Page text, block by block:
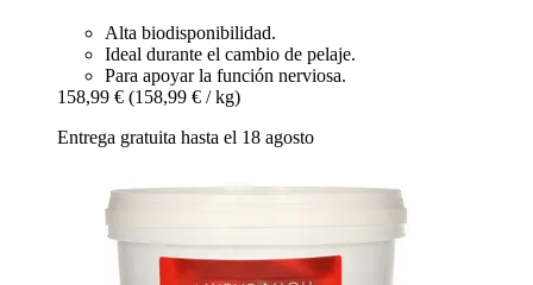
Alta biodisponibilidad.
Ideal durante el cambio de pelaje.
Para apoyar la función nerviosa.
158,99 € (158,99 € / kg)
Entrega gratuita hasta el 18 agosto